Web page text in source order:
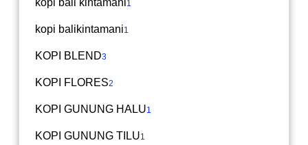
kopi bali kintamani1
kopi balikintamani1
KOPI BLEND3
KOPI FLORES2
KOPI GUNUNG HALU1
KOPI GUNUNG TILU1